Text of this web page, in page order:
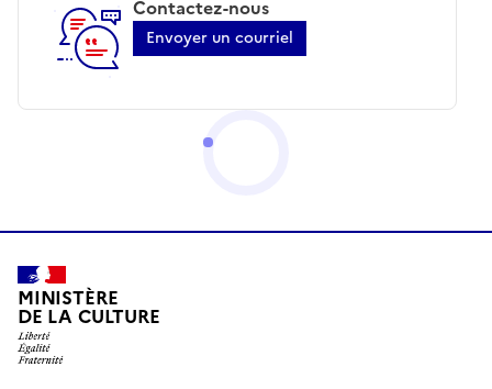
Contactez-nous
Envoyer un courriel
MINISTÈRE
DE LA CULTURE